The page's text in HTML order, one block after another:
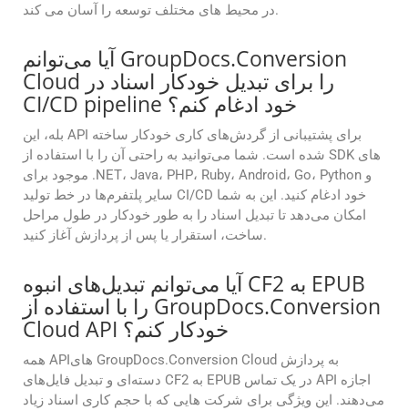
در محیط های مختلف توسعه را آسان می کند.
آیا می‌توانم GroupDocs.Conversion
Cloud را برای تبدیل خودکار اسناد در
CI/CD pipeline خود ادغام کنم؟
بله، این API برای پشتیبانی از گردش‌های کاری خودکار ساخته
شده است. شما می‌توانید به راحتی آن را با استفاده از SDK های
موجود برای .NET، Java، PHP، Ruby، Android، Go، Python و
سایر پلتفرم‌ها در خط تولید CI/CD خود ادغام کنید. این به شما
امکان می‌دهد تا تبدیل اسناد را به طور خودکار در طول مراحل
ساخت، استقرار یا پس از پردازش آغاز کنید.
آیا می‌توانم تبدیل‌های انبوه CF2 به EPUB
را با استفاده از GroupDocs.Conversion
Cloud API خودکار کنم؟
همه APIهای GroupDocs.Conversion Cloud به پردازش
دسته‌ای و تبدیل فایل‌های CF2 به EPUB در یک تماس API اجازه
می‌دهند. این ویژگی برای شرکت هایی که با حجم کاری اسناد زیاد